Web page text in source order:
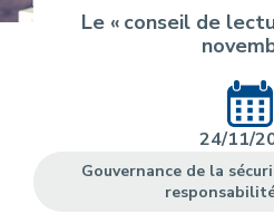
Le « conseil de
24/11/
Gouvernance de la